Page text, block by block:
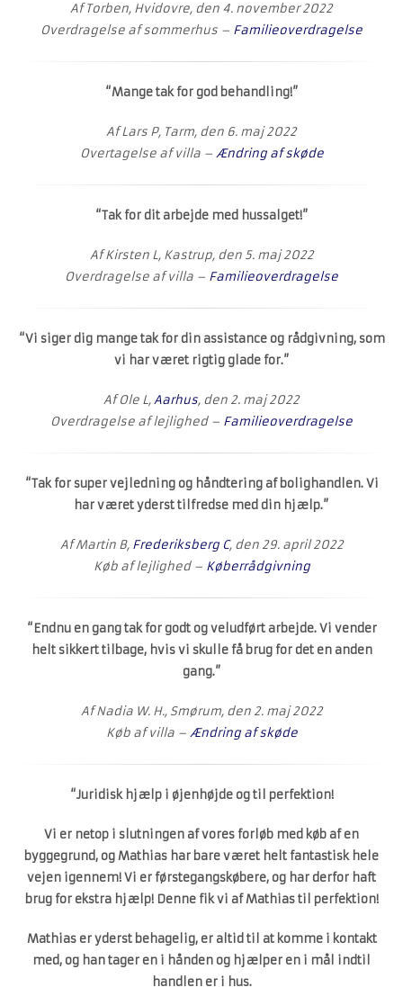
Af Torben, Hvidovre, den 4. november 2022
Overdragelse af sommerhus – Familieoverdragelse
“Mange tak for god behandling!”
Af Lars P, Tarm, den 6. maj 2022
Overtagelse af villa – Ændring af skøde
“Tak for dit arbejde med hussalget!”
Af Kirsten L, Kastrup, den 5. maj 2022
Overdragelse af villa – Familieoverdragelse
“Vi siger dig mange tak for din assistance og rådgivning, som
vi har været rigtig glade for.”
Af Ole L,Aarhus, den 2. maj 2022
Overdragelse af lejlighed – Familieoverdragelse
“Tak for super vejledning og håndtering af bolighandlen. Vi
har været yderst tilfredse med din hjælp.”
Af Martin B, Frederiksberg C, den 29. april 2022
Køb af lejlighed – Køberrådgivning
“Endnu en gang tak for godt og veludført arbejde. Vi vender
helt sikkert tilbage, hvis vi skulle få brug for det en anden
gang.”
Af Nadia W. H., Smørum, den 2. maj 2022
Køb af villa – Ændring af skøde
“Juridisk hjælp i øjenhøjde og til perfektion!
Vi er netop i slutningen af vores forløb med køb af en
byggegrund, og Mathias har bare været helt fantastisk hele
vejen igennem! Vi er førstegangskøbere, og har derfor haft
brug for ekstra hjælp! Denne fik vi af Mathias til perfektion!
Mathias er yderst behagelig, er altid til at komme i kontakt
med, og han tager en i hånden og hjælper en i mål indtil
handlen er i hus.